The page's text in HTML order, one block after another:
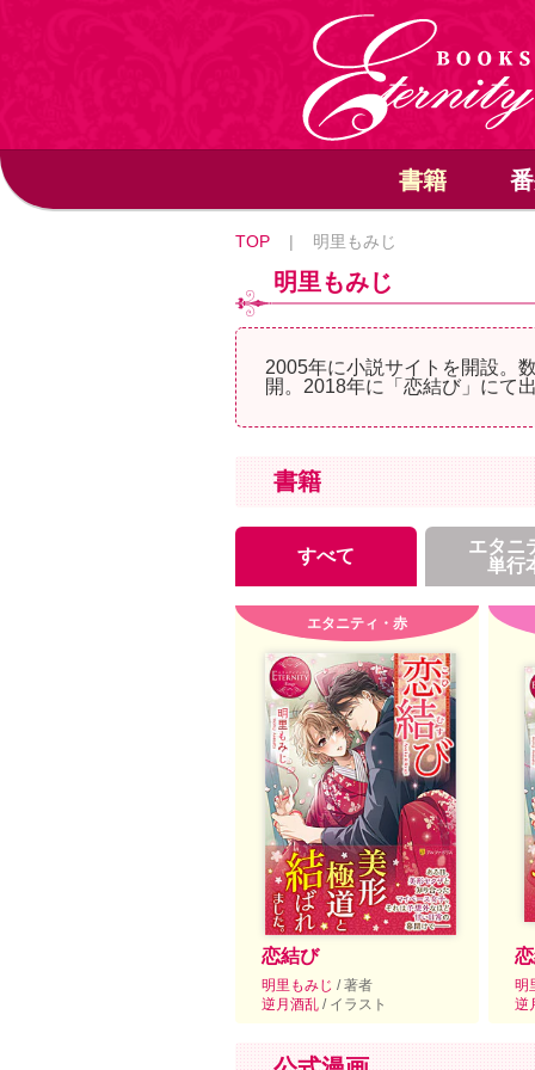
書籍
TOP | 明里もみじ
明里もみじ
2005年に小説サイトを開設。
開。2018年に「恋結び」にて
書籍
すべて
エタニ
単行
エタニティ・赤
恋結び
明里もみじ / 著者
逆月酒乱 / イラスト
明
逆